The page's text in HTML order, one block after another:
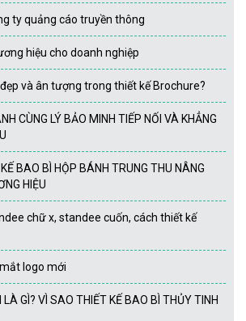
ty quảng cáo truyền thông
hiệu cho doanh nghiệp
và ân tượng trong thiết kế Brochure?
CÙNG LÝ BẢO MINH TIẾP NỐI VÀ KHẲNG
BAO BÌ HỘP BÁNH TRUNG THU NÂNG
HIỆU
chữ x, standee cuốn, cách thiết kế
logo mới
GÌ? VÌ SAO THIẾT KẾ BAO BÌ THỦY TINH